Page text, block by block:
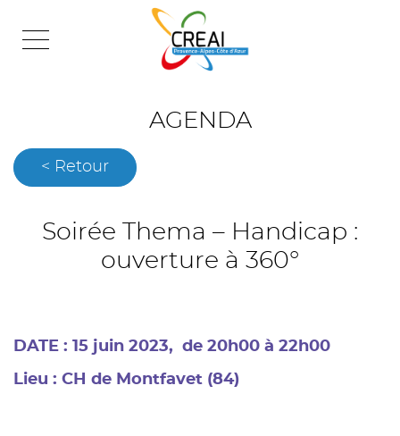
AGENDA
< Retour
Soirée Thema – Handicap :
ouverture à 360°
DATE : 15 juin 2023, de 20h00 à 22h00
Lieu : CH de Montfavet (84)